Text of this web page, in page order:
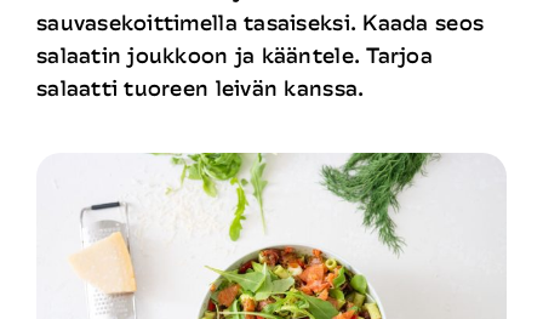
sauvasekoittimella tasaiseksi. Kaada seos
salaatin joukkoon ja kääntele. Tarjoa
salaatti tuoreen leivän kanssa.